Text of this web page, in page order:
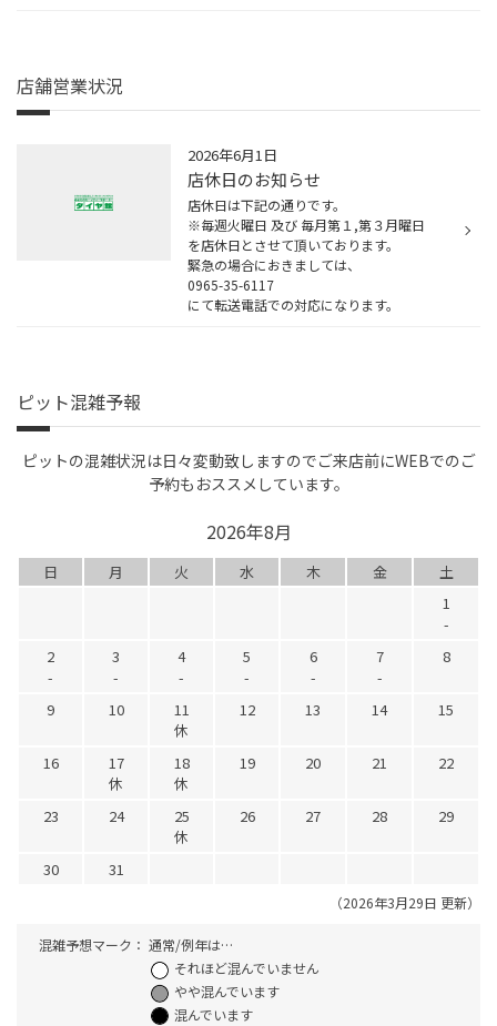
店舗営業状況
2026年6月1日
店休日のお知らせ
店休日は下記の通りです。
※毎週火曜日 及び 毎月第１,第３月曜日
を店休日とさせて頂いております。
緊急の場合におきましては、
0965-35-6117
にて転送電話での対応になります。
ピット混雑予報
ピットの混雑状況は日々変動致しますのでご来店前にWEBでのご
予約もおススメしています。
2026年8月
日 月 火 水 木 金
土
1
-
2
-
3
-
4
-
5
-
6
-
7
-
8
9 10
11
休
12 13 14 15
16
17
休
18
休
19 20 21 22
23 24
25
休
26 27 28 29
30 31
（2026年3月29日 更新）
混雑予想マーク： 通常/例年は…
それほど混んでいません
やや混んでいます
混んでいます